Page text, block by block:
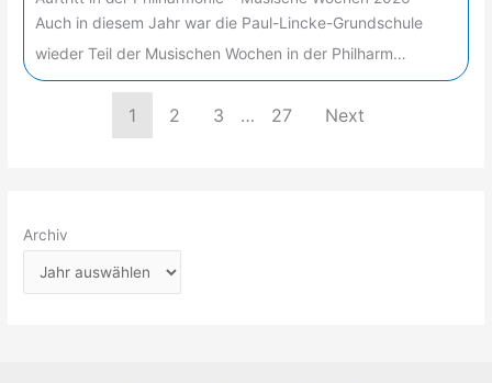
Auch in diesem Jahr war die Paul-Lincke-Grundschule
wieder Teil der Musischen Wochen in der Philharm…
1 2 3 … 27 Next
Archiv